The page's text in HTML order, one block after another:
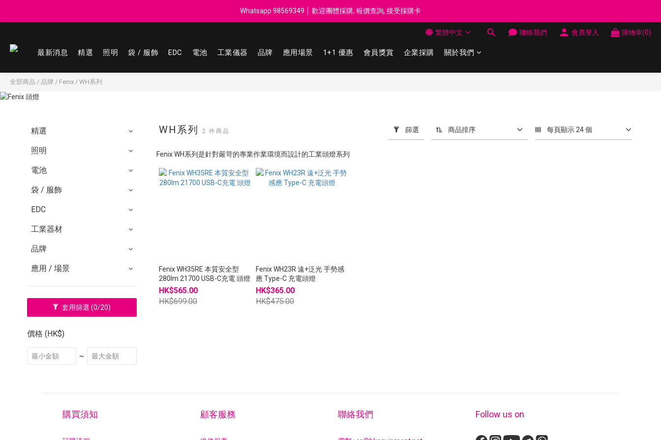
登記會員享每$50回贈$1 │ 滿HK$899 送 N-rit Campack Towel 吸汗毛巾 韓國制 送完即止
Whatsapp 98569349 │ 歡迎團體採購, 報價查詢, 接受採購卡
登記會員享每$50回贈$1 │ 滿HK$899 送 N-rit Campack Towel 吸汗毛巾 韓國制 送完即止
繁體中文 聯絡我們 會員登入 購物車(0)
最新消息 精選 照明 袋 / 服飾 EDC 電池 工業儀器 品牌 應用場景 1+1 優惠 會員獎賞 企業採購 關於我們
全部商品 / 品牌 / Fenix / WH系列
精選
照明
電池
袋 / 服飾
EDC
工業器材
品牌
應用 / 場景
套用篩選(0/20)
價格 (HK$)
~
WH系列 2 件商品 篩選 商品排序 每頁顯示 24 個
Fenix WH系列是針對嚴苛的專業作業環境而設計的工業頭燈系列
Fenix WH35RE 本質安全型
280lm 21700 USB-C充電 頭燈
HK$565.00
HK$699.00
Fenix WH23R 遠+泛光 手勢感
應 Type-C 充電頭燈
HK$365.00
HK$475.00
購買須知 顧客服務 聯絡我們 Follow us on